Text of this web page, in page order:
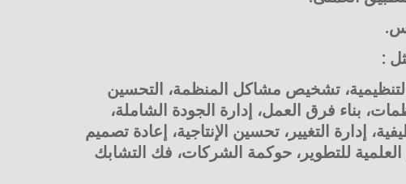
:
التنظيمية، تشخيص مشاكل المنظمة، التحسين
بناء فرق العمل، إدارة الجودة الشاملة،
إدارة التغيير، تحسين الإنتاجية، إعادة تصميم
العلمية للتطوير، حوكمة الشركات، فك التشابك